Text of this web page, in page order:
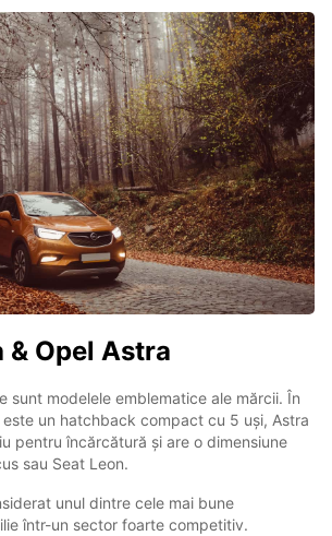
& Opel Astra
sunt modelele emblematice ale mărcii. În
un hatchback compact cu 5 uși, Astra
pentru încărcătură și are o dimensiune
sau Seat Leon.
unul dintre cele mai bune
într-un sector foarte competitiv.